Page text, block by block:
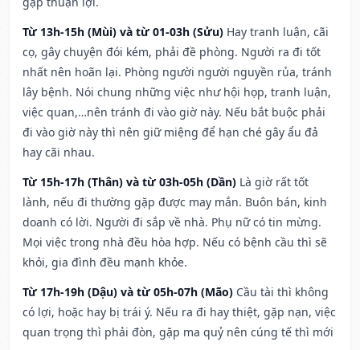
Từ 13h-15h (Mùi) và từ 01-03h (Sửu) Hay tranh luận, cãi
cọ, gây chuyện đói kém, phải đề phòng. Người ra đi tốt
nhất nên hoãn lại. Phòng người người nguyền rủa, tránh
lây bệnh. Nói chung những việc như hội họp, tranh luận,
việc quan,…nên tránh đi vào giờ này. Nếu bắt buộc phải
đi vào giờ này thì nên giữ miệng để hạn ché gây ẩu đả
hay cãi nhau.
Từ 15h-17h (Thân) và từ 03h-05h (Dần) Là giờ rất tốt
lành, nếu đi thường gặp được may mắn. Buôn bán, kinh
doanh có lời. Người đi sắp về nhà. Phụ nữ có tin mừng.
Mọi việc trong nhà đều hòa hợp. Nếu có bệnh cầu thì sẽ
khỏi, gia đình đều mạnh khỏe.
Từ 17h-19h (Dậu) và từ 05h-07h (Mão) Cầu tài thì không
có lợi, hoặc hay bị trái ý. Nếu ra đi hay thiệt, gặp nạn, việc
quan trọng thì phải đòn, gặp ma quỷ nên cúng tế thì mới